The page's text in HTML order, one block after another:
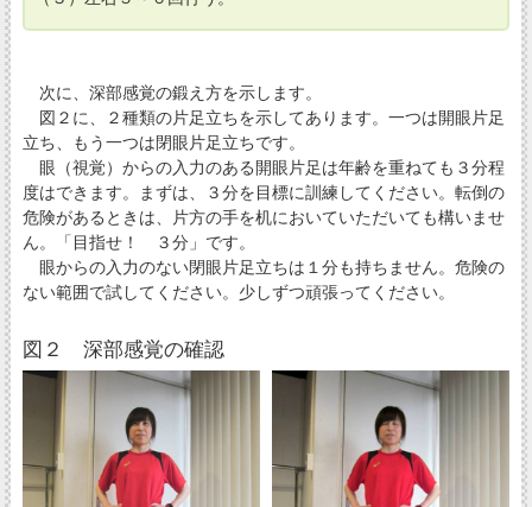
次に、深部感覚の鍛え方を示します。
図２に、２種類の片足立ちを示してあります。一つは開眼片足
立ち、もう一つは閉眼片足立ちです。
眼（視覚）からの入力のある開眼片足は年齢を重ねても３分程
度はできます。まずは、３分を目標に訓練してください。転倒の
危険があるときは、片方の手を机においていただいても構いませ
ん。「目指せ！ ３分」です。
眼からの入力のない閉眼片足立ちは１分も持ちません。危険の
ない範囲で試してください。少しずつ頑張ってください。
図２ 深部感覚の確認